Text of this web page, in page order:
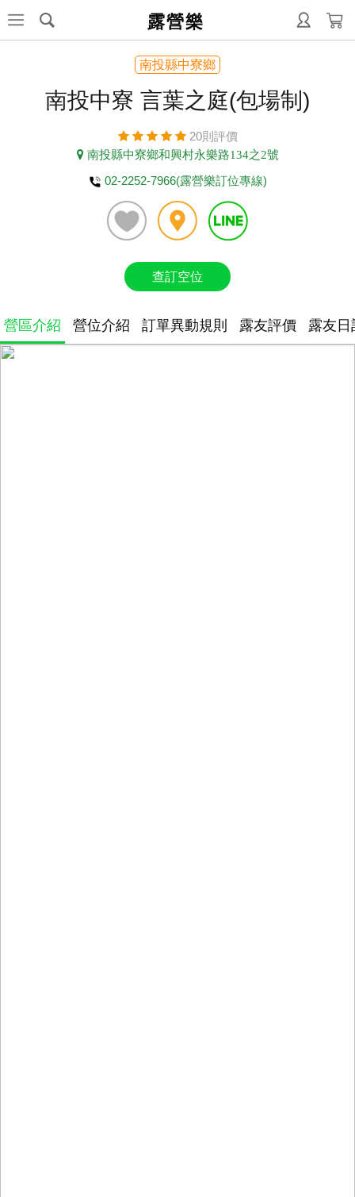
露營樂
南投縣中寮鄉
南投中寮 言葉之庭(包場制)
20則評價
南投縣中寮鄉和興村永樂路134之2號
02-2252-7966(露營樂訂位專線)
查訂空位
營區介紹 營位介紹 訂單異動規則 露友評價 露友日